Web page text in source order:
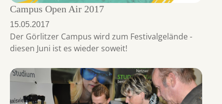
Campus Open Air 2017
15.05.2017
Der Görlitzer Campus wird zum Festivalgelände -
diesen Juni ist es wieder soweit!